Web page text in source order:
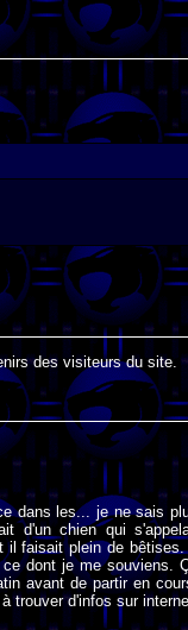
des visiteurs du site.
dans les... je ne sais
d'un chien qui
il faisait plein de bêtises.
dont je me souviens.
avant de partir en
trouver d'infos sur